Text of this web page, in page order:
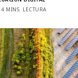
4 MINS. LECTURA